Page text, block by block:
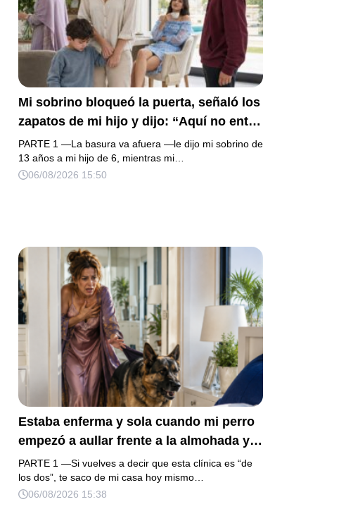
Mi sobrino bloqueó la puerta, señaló los
zapatos de mi hijo y dijo: “Aquí no entra
la basura”. Mi madre bajó la mirada y mi
hermana siguió tomando café como si
nada. Yo asentí, abracé a mi niño y me
mismo niño que acababa de humillarlo.
PARTE 1 —La basura va afuera —le dijo mi sobrino de
13 años a mi hijo de 6, mientras mi…
06/08/2026 15:50
Estaba enferma y sola cuando mi perro
empezó a aullar frente a la almohada y
me empujó lejos de la cama. Mi esposo
regresó un día antes y susurró:
“Acuéstate, amor, yo te cuidaré”. Fingí
PARTE 1 —Si vuelves a decir que esta clínica es “de
los dos”, te saco de mi casa hoy mismo…
06/08/2026 15:38